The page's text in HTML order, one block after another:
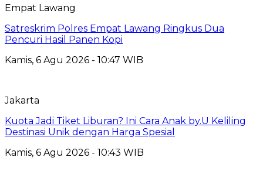
Empat Lawang
Satreskrim Polres Empat Lawang Ringkus Dua
Pencuri Hasil Panen Kopi
Kamis, 6 Agu 2026 - 10:47 WIB
Jakarta
Kuota Jadi Tiket Liburan? Ini Cara Anak by.U Keliling
Destinasi Unik dengan Harga Spesial
Kamis, 6 Agu 2026 - 10:43 WIB